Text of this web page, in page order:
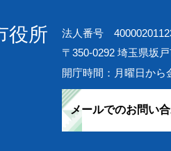
役所
法人番号
〒350-0292 埼玉県坂
開庁時間：月曜日から
メールでのお問い